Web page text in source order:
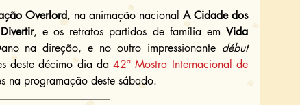
Overlord, na animação nacional A Cidade dos
, e os retratos partidos de família em Vida
na direção, e no outro impressionante début
deste décimo dia da 42ª Mostra Internacional de
na programação deste sábado.